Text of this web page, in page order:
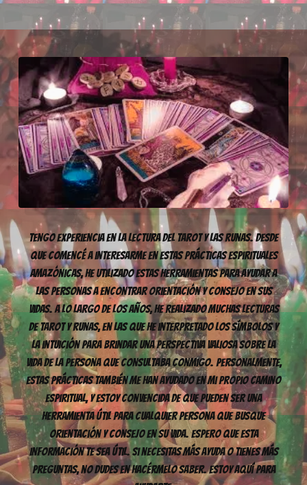
Tengo experiencia en la lectura del tarot y las runas. Desde
que comencé a interesarme en estas prácticas espirituales
amazónicas, he utilizado estas herramientas para ayudar a
las personas a encontrar orientación y consejo en sus
vidas. A lo largo de los años, he realizado muchas lecturas
de tarot y runas, en las que he interpretado los símbolos y
la intuición para brindar una perspectiva valiosa sobre la
vida de la persona que consultaba conmigo. Personalmente,
estas prácticas también me han ayudado en mi propio camino
espiritual, y estoy convencida de que pueden ser una
herramienta útil para cualquier persona que busque
orientación y consejo en su vida. Espero que esta
información te sea útil. Si necesitas más ayuda o tienes más
preguntas, no dudes en hacérmelo saber. Estoy aquí para